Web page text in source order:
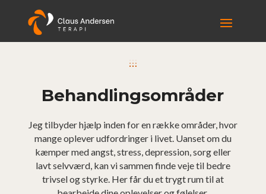
Behandlingsområder
Jeg tilbyder hjælp inden for en række områder, hvor
mange oplever udfordringer i livet. Uanset om du
kæmper med angst, stress, depression, sorg eller
lavt selvværd, kan vi sammen finde veje til bedre
trivsel og styrke. Her får du et trygt rum til at